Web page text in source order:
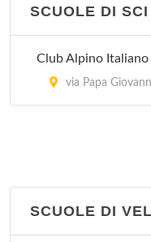
SCUOLE DI SCI
Club Alpino Italiano
via Papa
SCUOLE DI